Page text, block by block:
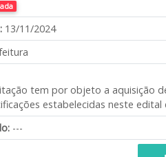
13/11/2024
tem por objeto a aquisição
estabelecidas neste edital
---